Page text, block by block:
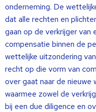
onderneming. De
dat alle rechten en
gaan op de verkrijger van
compensatie binnen de
wettelijke uitzondering
recht op die vorm van
over gaat naar de nieuwe
waarmee zowel de
bij een due diligence en